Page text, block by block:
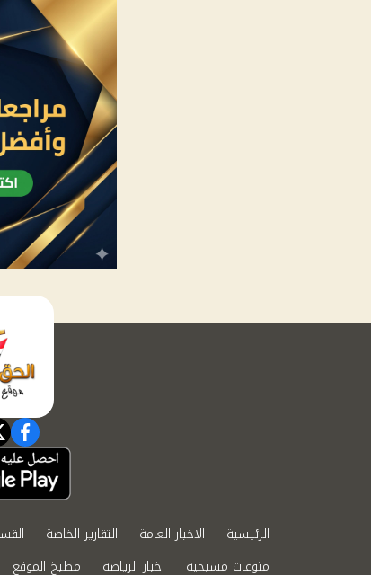
الرئيسية الاخبار العامة التقارير الخاصة
منوعات مسيحية
اخبار الرياضة مطبخ الموقع